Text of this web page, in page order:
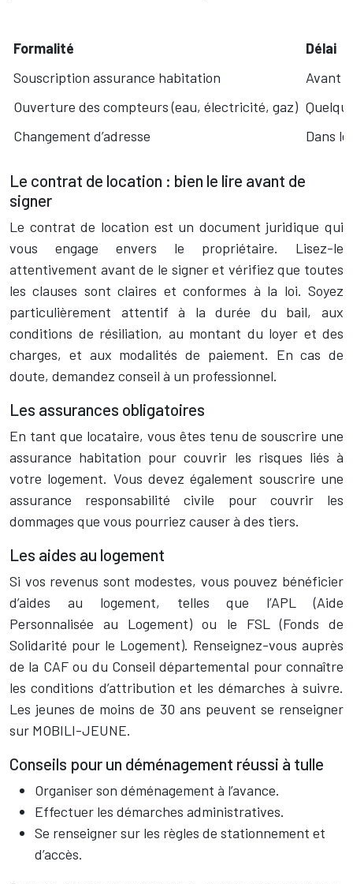
Formalité
Délai
Souscription assurance habitation
Avant
Ouverture des compteurs (eau, électricité, gaz)
Changement d’adresse
Dans
Le contrat de location : bien le lire avant de
signer
Le contrat de location est un document juridique qui
vous engage envers le propriétaire. Lisez-le
attentivement avant de le signer et vérifiez que toutes
les clauses sont claires et conformes à la loi. Soyez
particulièrement attentif à la durée du bail, aux
conditions de résiliation, au montant du loyer et des
charges, et aux modalités de paiement. En cas de
doute, demandez conseil à un professionnel.
Les assurances obligatoires
En tant que locataire, vous êtes tenu de souscrire une
assurance habitation pour couvrir les risques liés à
votre logement. Vous devez également souscrire une
assurance responsabilité civile pour couvrir les
dommages que vous pourriez causer à des tiers.
Les aides au logement
Si vos revenus sont modestes, vous pouvez bénéficier
d’aides au logement, telles que l’APL (Aide
Personnalisée au Logement) ou le FSL (Fonds de
Solidarité pour le Logement). Renseignez-vous auprès
de la CAF ou du Conseil départemental pour connaître
les conditions d’attribution et les démarches à suivre.
Les jeunes de moins de 30 ans peuvent se renseigner
sur MOBILI-JEUNE.
Conseils pour un déménagement réussi à tulle
Organiser son déménagement à l’avance.
Effectuer les démarches administratives.
Se renseigner sur les règles de stationnement et
d’accès.